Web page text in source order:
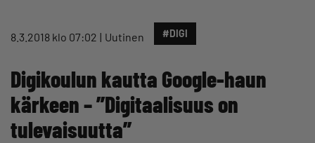
8.3.2018 klo 07:02 Uutinen #DIGI
Digikoulun kautta Google-haun
kärkeen – ”Digitaalisuus on
tulevaisuutta”